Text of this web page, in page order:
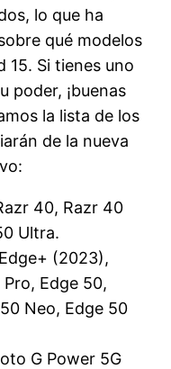
lo que ha
qué modelos
15. Si tienes uno
poder, ¡buenas
la lista de los
de la nueva
40, Razr 40
Ultra.
(2023),
Edge 50,
Neo, Edge 50
G Power 5G